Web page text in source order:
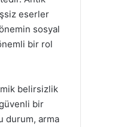
eserler
sosyal
bir rol
belirsizlik
bir
durum, arma